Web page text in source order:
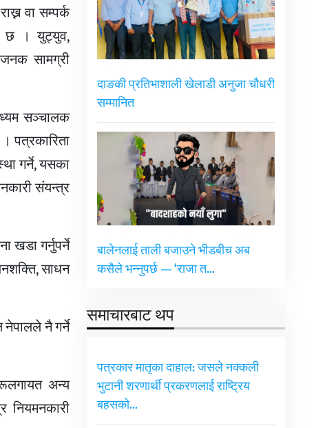
वा सम्पर्क
छ । युट्युव,
सामग्री
सञ्चालक
पत्रकारिता
गर्ने, यसका
संयन्त्र
खडा गर्नुपर्ने
साधन
नै गर्ने
अन्य
नियमनकारी
दाङकी प्रतिभाशाली खेलाडी अनुजा चौधरी
सम्मानित
बालेनलाई ताली बजाउने भीडबीच अब
कसैले भन्नुपर्छ — ‘राजा त…
समाचारबाट थप
पत्रकार मातृका दाहाल: जसले नक्कली
भुटानी शरणार्थी प्रकरणलाई राष्ट्रिय
बहसको…